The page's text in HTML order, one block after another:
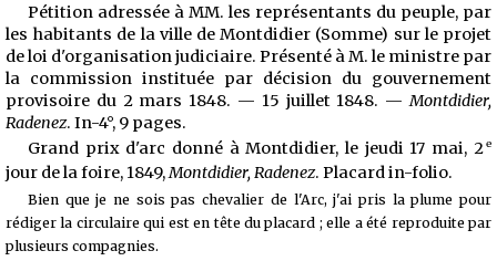
Pétition adressée à MM. les représentants du peuple, par
les habitants de la ville de Montdidier (Somme) sur le projet
de loi d'organisation judiciaire. Présenté à M. le ministre par
la commission instituée par décision du gouvernement
provisoire du 2 mars 1848. — 15 juillet 1848. — Montdidier,
Radenez. In-4°, 9 pages.
Grand prix d'arc donné à Montdidier, le jeudi 17 mai, 2e
jour de la foire, 1849,Montdidier, Radenez. Placard in-folio.
Bien que je ne sois pas chevalier de l'Arc, j'ai pris la plume pour
rédiger la circulaire qui est en tête du placard ; elle a été reproduite par
plusieurs compagnies.